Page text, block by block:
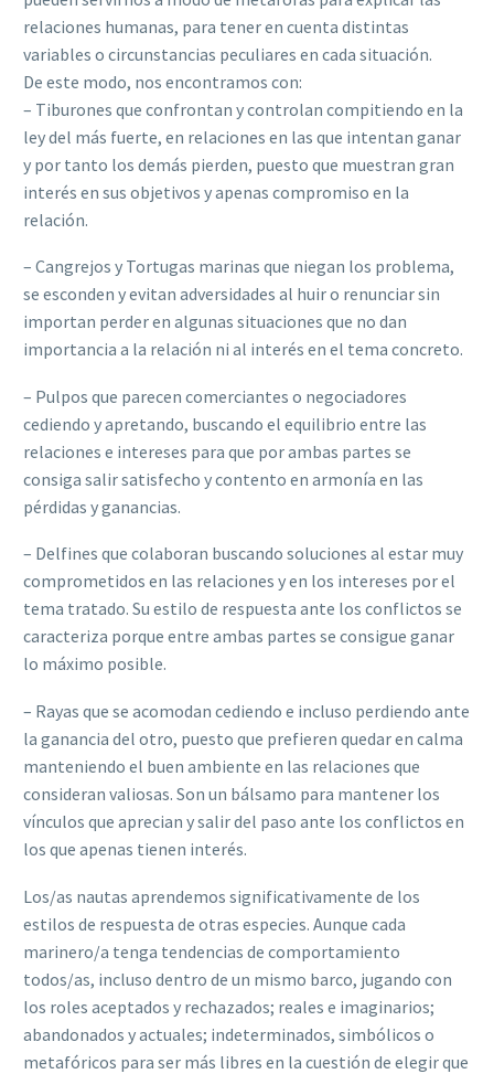
relaciones humanas, para tener en cuenta distintas
variables o circunstancias peculiares en cada situación.
De este modo, nos encontramos con:
– Tiburones que confrontan y controlan compitiendo en la
ley del más fuerte, en relaciones en las que intentan ganar
y por tanto los demás pierden, puesto que muestran gran
interés en sus objetivos y apenas compromiso en la
relación.
– Cangrejos y Tortugas marinas que niegan los problema,
se esconden y evitan adversidades al huir o renunciar sin
importan perder en algunas situaciones que no dan
importancia a la relación ni al interés en el tema concreto.
– Pulpos que parecen comerciantes o negociadores
cediendo y apretando, buscando el equilibrio entre las
relaciones e intereses para que por ambas partes se
consiga salir satisfecho y contento en armonía en las
pérdidas y ganancias.
– Delfines que colaboran buscando soluciones al estar muy
comprometidos en las relaciones y en los intereses por el
tema tratado. Su estilo de respuesta ante los conflictos se
caracteriza porque entre ambas partes se consigue ganar
lo máximo posible.
– Rayas que se acomodan cediendo e incluso perdiendo ante
la ganancia del otro, puesto que prefieren quedar en calma
manteniendo el buen ambiente en las relaciones que
consideran valiosas. Son un bálsamo para mantener los
vínculos que aprecian y salir del paso ante los conflictos en
los que apenas tienen interés.
Los/as nautas aprendemos significativamente de los
estilos de respuesta de otras especies. Aunque cada
marinero/a tenga tendencias de comportamiento
todos/as, incluso dentro de un mismo barco, jugando con
los roles aceptados y rechazados; reales e imaginarios;
abandonados y actuales; indeterminados, simbólicos o
metafóricos para ser más libres en la cuestión de elegir que